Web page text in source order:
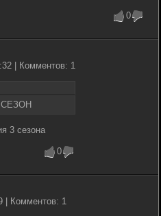
0
| Комментов: 1
3 сезона
0
| Комментов: 1